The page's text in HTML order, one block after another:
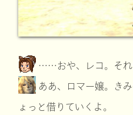
……おや、レコ。そ
ああ、ロマー嬢。き
ょっと借りていくよ。